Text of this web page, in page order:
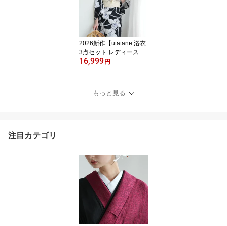
国内染色｜希少図案を現
代に復刻｜浴衣・帯・下
駄付き
2026新作【utatane 浴衣
3点セット レディース 高
級変わり織｜紺地にろう
生地・国内染色｜希少図
案を現代に復刻｜浴衣・
16,999円
もっと見る
注目カテゴリ